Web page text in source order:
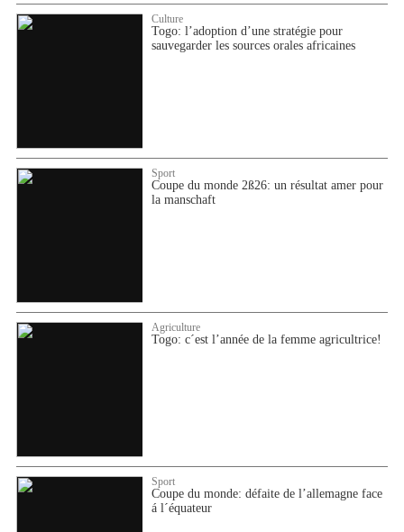
Culture
Togo: l’adoption d’une stratégie pour
sauvegarder les sources orales africaines
Sport
Coupe du monde 2ß26: un résultat amer pour
la manschaft
Agriculture
Togo: c´est l’année de la femme agricultrice!
Sport
Coupe du monde: défaite de l’allemagne face
á l´équateur